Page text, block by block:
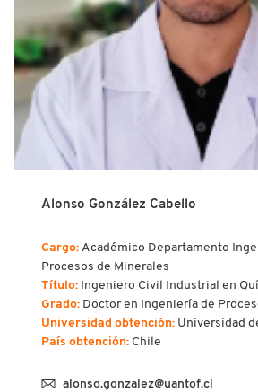
Alonso González Cabello
Cargo: Académico Departamento
Procesos de Minerales
Título: Ingeniero Civil Industrial en
Grado: Doctor en Ingeniería de
Universidad obtención: Universidad
País obtención: Chile
alonso.gonzalez@uantof.cl